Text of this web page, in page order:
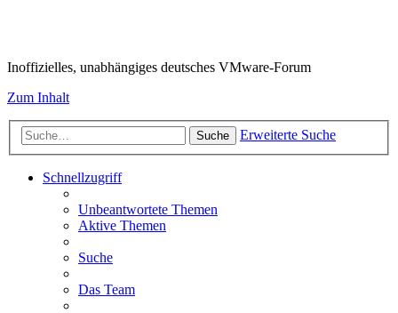
Inoffizielles, unabhängiges deutsches VMware-Forum
Zum Inhalt
Suche Erweiterte Suche
Schnellzugriff
Unbeantwortete Themen
Aktive Themen
Suche
Das Team